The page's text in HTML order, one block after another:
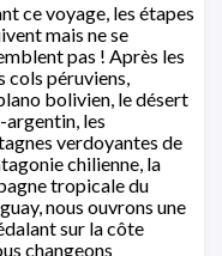
ce voyage, les étapes
mais ne se
pas ! Après les
cols péruviens,
bolivien, le désert
argentin, les
verdoyantes de
chilienne, la
tropicale du
nous ouvrons une
sur la côte
changeons